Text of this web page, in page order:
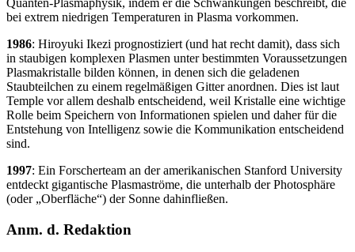
Quanten-Plasmaphysik, indem er die Schwankungen beschreibt, die
bei extrem niedrigen Temperaturen in Plasma vorkommen.
1986: Hiroyuki Ikezi prognostiziert (und hat recht damit), dass sich
in staubigen komplexen Plasmen unter bestimmten Voraussetzungen
Plasmakristalle bilden können, in denen sich die geladenen
Staubteilchen zu einem regelmäßigen Gitter anordnen. Dies ist laut
Temple vor allem deshalb entscheidend, weil Kristalle eine wichtige
Rolle beim Speichern von Informationen spielen und daher für die
Entstehung von Intelligenz sowie die Kommunikation entscheidend
sind.
1997: Ein Forscherteam an der amerikanischen Stanford University
entdeckt gigantische Plasmaströme, die unterhalb der Photosphäre
(oder „Oberfläche“) der Sonne dahinfließen.
Anm. d. Redaktion